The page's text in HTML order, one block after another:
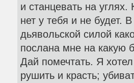
и станцевать на
нет у тебя и не будет.
дьявольской силой
послана мне на какую
Дай помечтать. Я
рушить и красть;